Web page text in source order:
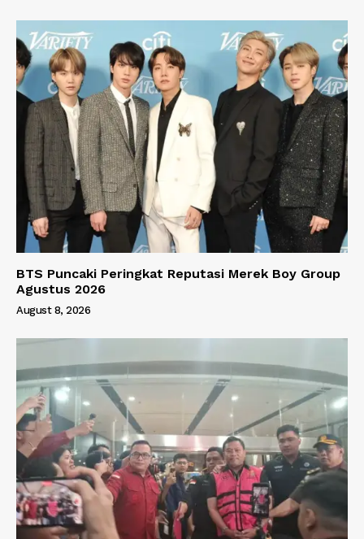
BTS Puncaki Peringkat Reputasi Merek Boy Group
Agustus 2026
August 8, 2026